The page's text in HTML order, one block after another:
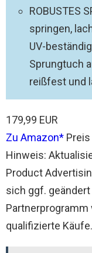
ROBUSTES
springen,
UV-
Sprungtuch
reißfest und
179,99 EUR
Zu Amazon
Hinweis:
Product
sich ggf. geändert
qualifizierte Käufe.